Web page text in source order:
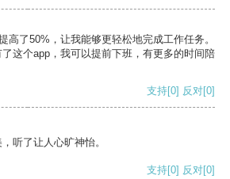
高了50%，让我能够更轻松地完成工作任务。
这个app，我可以提前下班，有更多的时间陪
支持[0] 反对[0]
听了让人心旷神怡。
支持[0] 反对[0]